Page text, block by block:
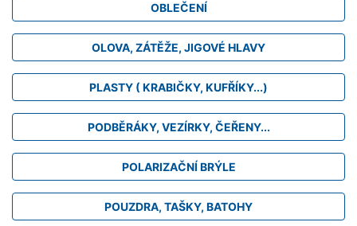
OBLEČENÍ
OLOVA, ZÁTĚŽE, JIGOVÉ HLAVY
PLASTY ( KRABIČKY, KUFŘÍKY...)
PODBĚRÁKY, VEZÍRKY, ČEŘENY...
POLARIZAČNÍ BRÝLE
POUZDRA, TAŠKY, BATOHY